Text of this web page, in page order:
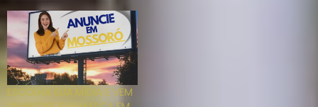
ESCOLHA SUA MÍDIA E VEM